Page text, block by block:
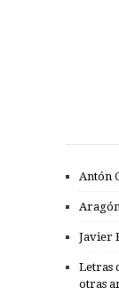
Antón
Javier
Letras
otras